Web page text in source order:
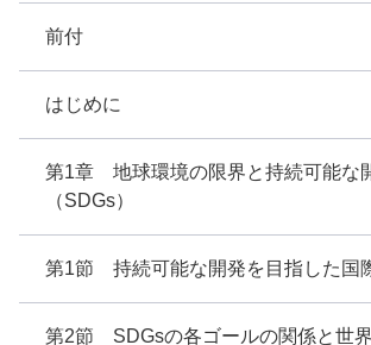
前付
はじめに
第1章 地球環境の限界と持続可能な
（SDGs）
第1節 持続可能な開発を目指した国
第2節 SDGsの各ゴールの関係と世